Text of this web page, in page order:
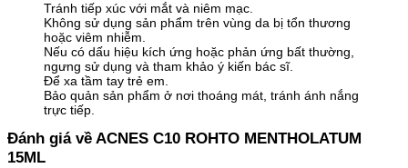
Tránh tiếp xúc với mắt và niêm mạc.
Không sử dụng sản phẩm trên vùng da bị tổn thương
hoặc viêm nhiễm.
Nếu có dấu hiệu kích ứng hoặc phản ứng bất thường,
ngưng sử dụng và tham khảo ý kiến ​​bác sĩ.
Để xa tầm tay trẻ em.
Bảo quản sản phẩm ở nơi thoáng mát, tránh ánh nắng
trực tiếp.
Đánh giá về ACNES C10 ROHTO MENTHOLATUM
15ML